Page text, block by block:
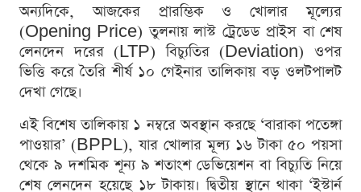
অন্যদিকে, আজকের প্রারম্ভিক ও খোলার মূল্যের
(Opening Price) তুলনায় লাস্ট ট্রেডেড প্রাইস বা শেষ
লেনদেন দরের (LTP) বিচ্যুতির (Deviation) ওপর
ভিত্তি করে তৈরি শীর্ষ ১০ গেইনার তালিকায় বড় ওলটপালট
দেখা গেছে।
এই বিশেষ তালিকায় ১ নম্বরে অবস্থান করছে ‘বারাকা পতেঙ্গা
পাওয়ার’ (BPPL), যার খোলার মূল্য ১৬ টাকা ৫০ পয়সা
থেকে ৯ দশমিক শূন্য ৯ শতাংশ ডেভিয়েশন বা বিচ্যুতি নিয়ে
শেষ লেনদেন হয়েছে ১৮ টাকায়। দ্বিতীয় স্থানে থাকা ‘ইস্টার্ন